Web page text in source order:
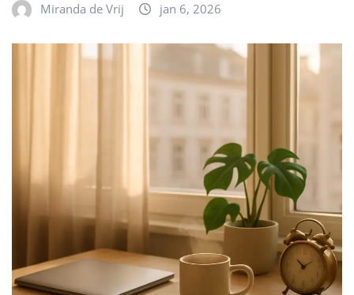
Miranda de Vrij jan 6, 2026